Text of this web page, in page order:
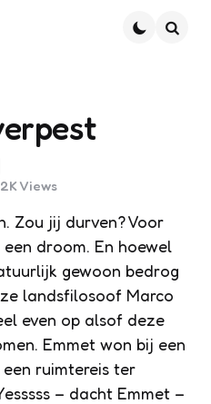
Views
Zou jij durven? Voor
droom. En hoewel
gewoon bedrog
landsfilosoof Marco
even op alsof deze
Emmet won bij een
ruimtereis ter
– dacht Emmet –